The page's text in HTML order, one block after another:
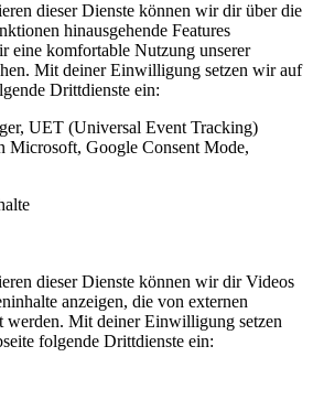
dieser Dienste können wir dir über die
hinausgehende Features
eine komfortable Nutzung unserer
Mit deiner Einwilligung setzen wir auf
Drittdienste ein:
UET (Universal Event Tracking)
Microsoft, Google Consent Mode,
dieser Dienste können wir dir Videos
anzeigen, die von externen
werden. Mit deiner Einwilligung setzen
folgende Drittdienste ein: